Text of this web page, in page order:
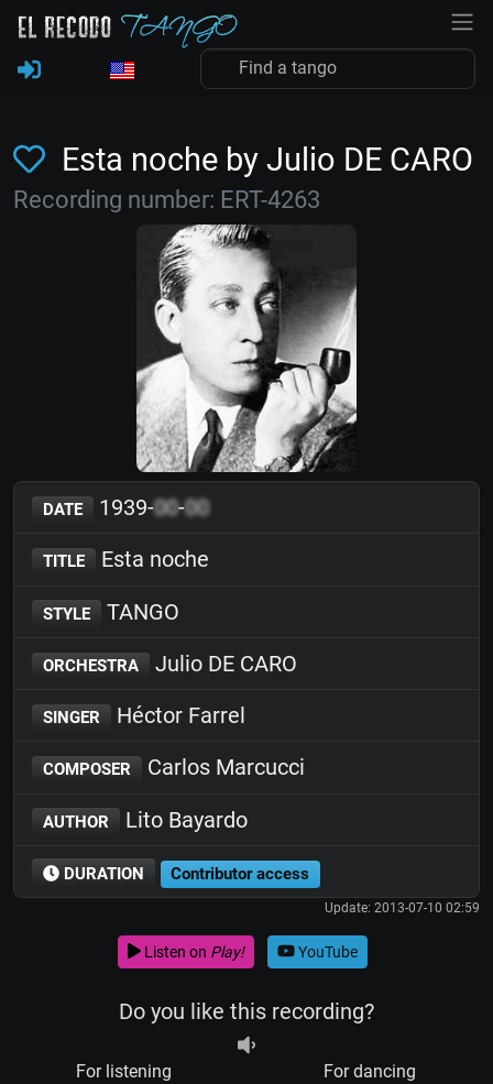
Esta noche by Julio DE CARO
Recording number: ERT-4263
DATE 1939-00-00
TITLE Esta noche
STYLE TANGO
ORCHESTRA Julio DE CARO
SINGER Héctor Farrel
COMPOSER Carlos Marcucci
AUTHOR Lito Bayardo
DURATION Contributor access
Update: 2013-07-10 02:59
Listen on Play! YouTube
Do you like this recording?
For listening For dancing